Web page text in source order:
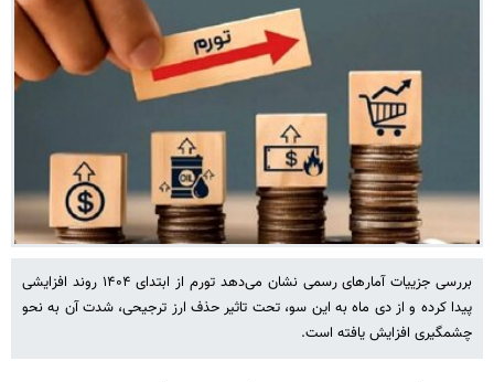
بررسی جزییات آمارهای رسمی نشان می‌دهد تورم از ابتدای ۱۴۰۴ روند افزایشی
پیدا کرده و از دی ماه به این سو، تحت تاثیر حذف ارز ترجیحی، شدت آن به نحو
چشمگیری افزایش یافته است.